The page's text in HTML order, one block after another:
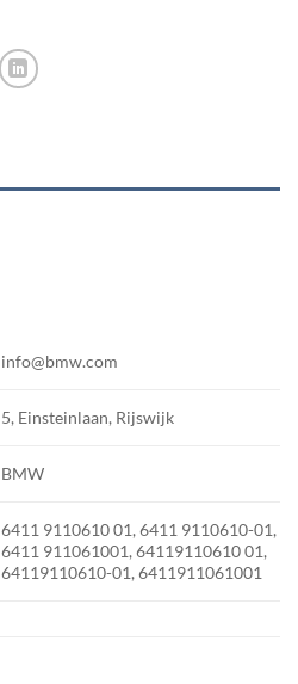
info@bmw.com
5, Einsteinlaan, Rijswijk
BMW
6411 9110610 01, 6411 9110610-01,
6411 911061001, 64119110610 01,
64119110610-01, 6411911061001